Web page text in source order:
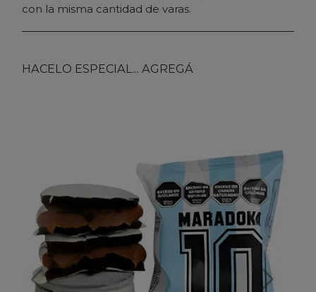
con la misma cantidad de varas.
HACELO ESPECIAL... AGREGÁ